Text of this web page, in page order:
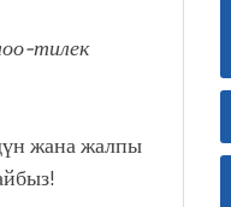
тилек
жана жалпы